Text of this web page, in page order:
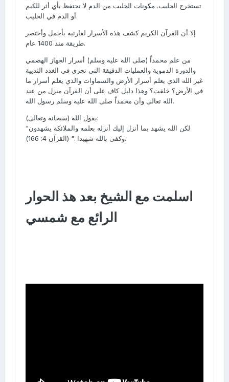
تستخرج الحليب. مكونات الحليب من الدم لا تحتفظ بأي أثر للكيم
أو الدم في الحليب.
إلا أن القرآن الكريم كشف هذه الأسرار لقارئيه بأجمل وأختصر
طريقة منذ 1400 عام.
من علم محمداً (صلى الله عليه وسلم) أسرار الجهاز الهضمي
والدورة الدموية والعمليات الدقيقة التي تجري في الغدد الثديية
غير الله الذي يعلم أسرار الأرض والسماوات والذي يعلم أسرار ما
في الأرض؟ خلقت؟ وهذا دليل كاف على أن القرآن منزل من عند
الله تعالى وأن محمداً صلى الله عليه وسلم رسول الله.
يقول الله (سبحانه وتعالى):
"لكن الله يشهد بما أنزل إليك أنزله بعلمه والملائكة يشهدون
وكفى بالله شهيدا ." (القرآن 4: 166).
اسلمت مع الشيخ بعد هذ الحوار
الرائع مع شمسي